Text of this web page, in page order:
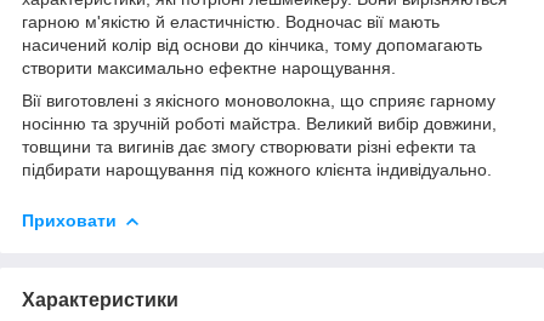
гарною м'якістю й еластичністю. Водночас вії мають
насичений колір від основи до кінчика, тому допомагають
створити максимально ефектне нарощування.
Вії виготовлені з якісного моноволокна, що сприяє гарному
носінню та зручній роботі майстра. Великий вибір довжини,
товщини та вигинів дає змогу створювати різні ефекти та
підбирати нарощування під кожного клієнта індивідуально.
Приховати
Характеристики